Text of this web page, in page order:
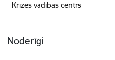
Krīzes vadības centrs
Noderīgi